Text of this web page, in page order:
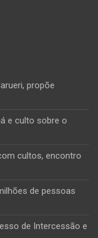
propõe
e culto sobre o
cultos, encontro
de pessoas
de Intercessão e